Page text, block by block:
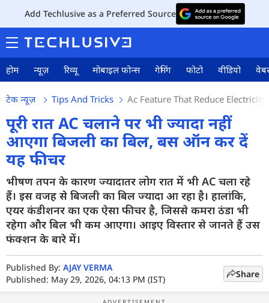
Add Techlusive as a Preferred Source
होम न्यूज़ रिव्यू मोबाइल फोन्स गेमिंग फोटो वीडियो
टेक न्यूज़ Tips And Tricks Ac Feature That Reduce
पूरी रात AC चलाने पर भी ज्यादा नहीं
आएगा बिजली का बिल, बस ऑन कर दें
यह फीचर
भीषण तपन के कारण ज्यादातर लोग रात में भी AC चला रहे
हैं। इस वजह से बिजली का बिल ज्यादा आ रहा है। हालांकि,
एयर कंडीशनर का एक ऐसा फीचर है, जिससे कमरा ठंडा भी
रहेगा और बिल भी कम आएगा। आइए विस्तार से जानते हैं उस
फंक्शन के बारे में।
Published By: AJAY VERMA
Published: May 29, 2026, 04:13 PM (IST)
Share